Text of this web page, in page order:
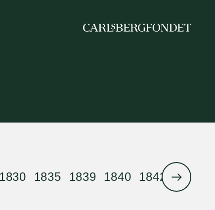
1830 1835 1839 1840 1842 1844